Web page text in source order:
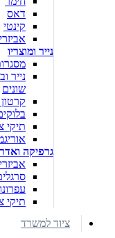
דאס
קינטי
נייר ומוצריו
נייר
שונים
תיקי
גרפיקה
תיקי
ציוד למשרד